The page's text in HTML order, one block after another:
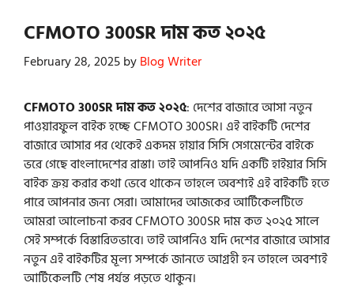
CFMOTO 300SR দাম কত ২০২৫
February 28, 2025byBlog Writer
CFMOTO 300SR দাম কত ২০২৫: দেশের বাজারে আসা নতুন
পাওয়ারফুল বাইক হচ্ছে CFMOTO 300SR। এই বাইকটি দেশের
বাজারে আসার পর থেকেই একদম হায়ার সিসি সেগমেন্টের বাইকে
ভরে গেছে বাংলাদেশের রাস্তা। তাই আপনিও যদি একটি হাইয়ার সিসি
বাইক ক্রয় করার কথা ভেবে থাকেন তাহলে অবশ্যই এই বাইকটি হতে
পারে আপনার জন্য সেরা। আমাদের আজকের আর্টিকেলটিতে
আমরা আলোচনা করব CFMOTO 300SR দাম কত ২০২৫ সালে
সেই সম্পর্কে বিস্তারিতভাবে। তাই আপনিও যদি দেশের বাজারে আসার
নতুন এই বাইকটির মূল্য সম্পর্কে জানতে আগ্রহী হন তাহলে অবশ্যই
আর্টিকেলটি শেষ পর্যন্ত পড়তে থাকুন।